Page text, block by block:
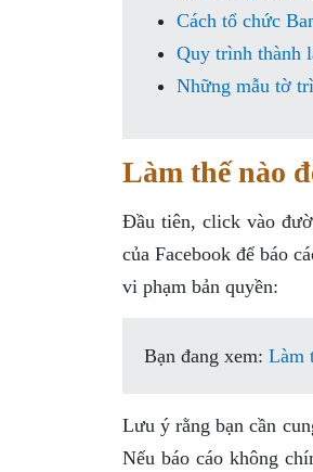
Cách tổ chức
Quy trình thành
Những mẫu tờ
Làm thế nào
Đầu tiên, click vào
của Facebook để báo
vi phạm bản quyền:
Bạn đang xem: Làm
Lưu ý rằng bạn cần
Nếu báo cáo không